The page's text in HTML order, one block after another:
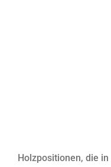
Holzpositionen, die